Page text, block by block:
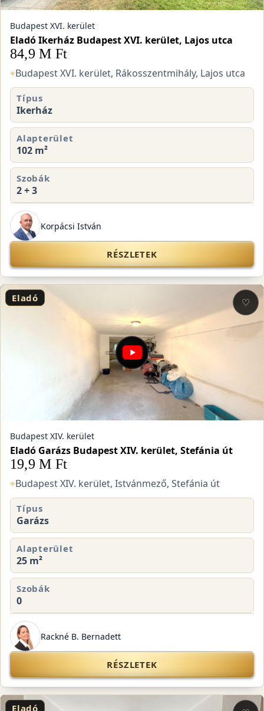
Budapest XVI. kerület
Eladó Ikerház Budapest XVI. kerület, Lajos utca
84,9 M Ft
⌖Budapest XVI. kerület, Rákosszentmihály, Lajos utca
Típus
Ikerház
Alapterület
102 m²
Szobák
2 + 3
Korpácsi István
RÉSZLETEK
Eladó ♡
Budapest XIV. kerület
Eladó Garázs Budapest XIV. kerület, Stefánia út
19,9 M Ft
⌖Budapest XIV. kerület, Istvánmező, Stefánia út
Típus
Garázs
Alapterület
25 m²
Szobák
0
Rackné B. Bernadett
RÉSZLETEK
Eladó